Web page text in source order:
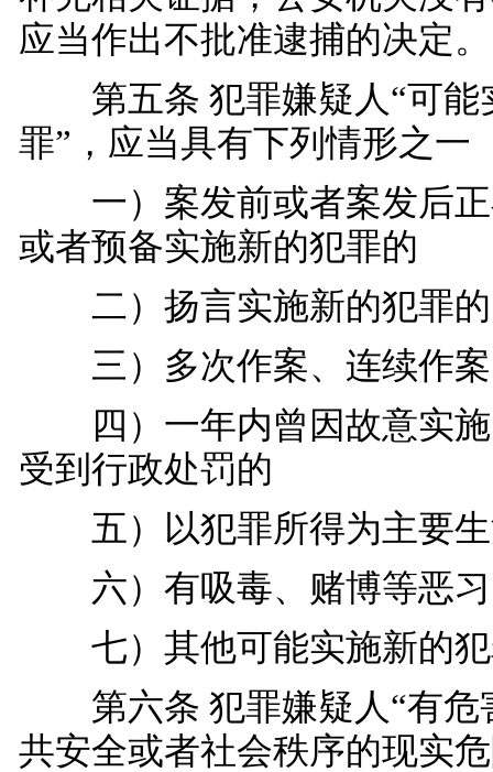
应当作出不批准逮捕的决定。
第五条 犯罪嫌疑人“可能
罪”，应当具有下列情形之一
一）案发前或者案发后正
或者预备实施新的犯罪的
二）扬言实施新的犯罪的
三）多次作案、连续作案
四）一年内曾因故意实施
受到行政处罚的
五）以犯罪所得为主要生
六）有吸毒、赌博等恶
七）其他可能实施新的犯
第六条 犯罪嫌疑人“有危
共安全或者社会秩序的现实